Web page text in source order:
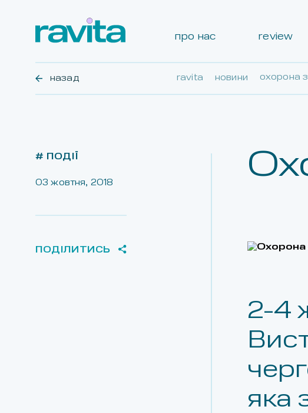
про нас review
назад ravita новини охорона
# ПОДІЇ
03 жовтня, 2018
ПОДIЛИТИСЬ
2-4
яка